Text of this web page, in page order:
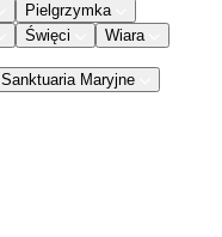
Pielgrzymka
Święci Wiara
Sanktuaria Maryjne